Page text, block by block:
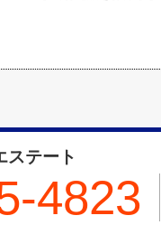
ステート
4823